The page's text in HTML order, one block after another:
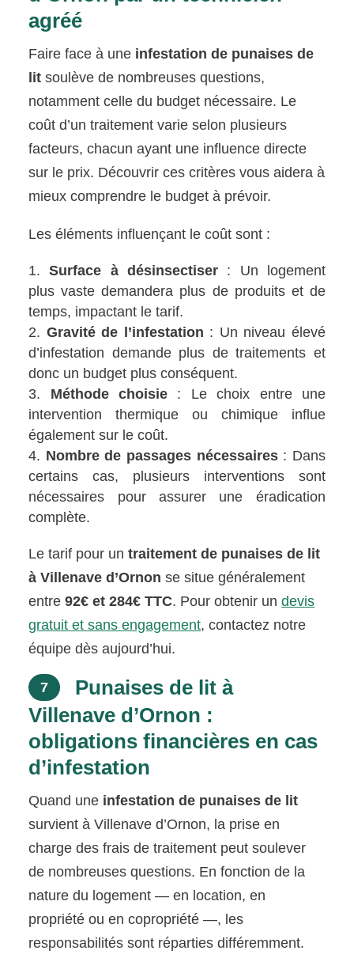
agréé
Faire face à une infestation de punaises de
lit soulève de nombreuses questions,
notamment celle du budget nécessaire. Le
coût d’un traitement varie selon plusieurs
facteurs, chacun ayant une influence directe
sur le prix. Découvrir ces critères vous aidera à
mieux comprendre le budget à prévoir.
Les éléments influençant le coût sont :
Surface à désinsectiser : Un logement
plus vaste demandera plus de produits et de
temps, impactant le tarif.
Gravité de l’infestation : Un niveau élevé
d’infestation demande plus de traitements et
donc un budget plus conséquent.
Méthode choisie: Le choix entre une
intervention thermique ou chimique influe
également sur le coût.
Nombre de passages nécessaires: Dans
certains cas, plusieurs interventions sont
nécessaires pour assurer une éradication
complète.
Le tarif pour untraitement de punaises de lit
à Villenave d’Ornon se situe généralement
entre92€ et 284€ TTC. Pour obtenir undevis
gratuit et sans engagement, contactez notre
équipe dès aujourd’hui.
7
Punaises de lit à
Villenave d’Ornon :
obligations financières en cas
d’infestation
Quand une infestation de punaises de lit
survient à Villenave d’Ornon, la prise en
charge des frais de traitement peut soulever
de nombreuses questions. En fonction de la
nature du logement — en location, en
propriété ou en copropriété —, les
responsabilités sont réparties différemment.